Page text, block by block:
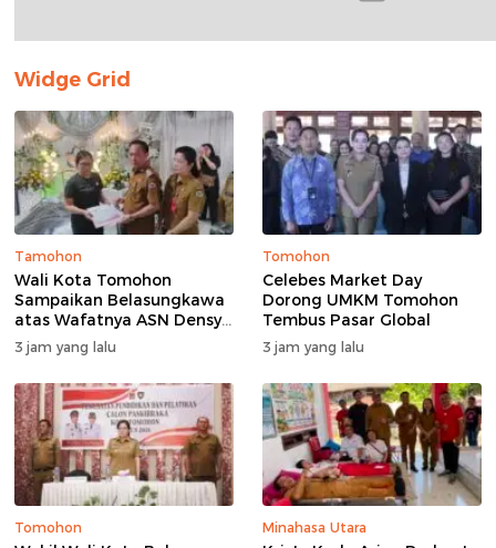
Widge Grid
Tamohon
Wali Kota Tomohon
Sampaikan Belasungkawa
atas Wafatnya ASN Densy
Mandagi
3 jam yang lalu
Tomohon
Celebes Market Day
Dorong UMKM Tomohon
Tembus Pasar Global
3 jam yang lalu
Tomohon Minahasa Utara